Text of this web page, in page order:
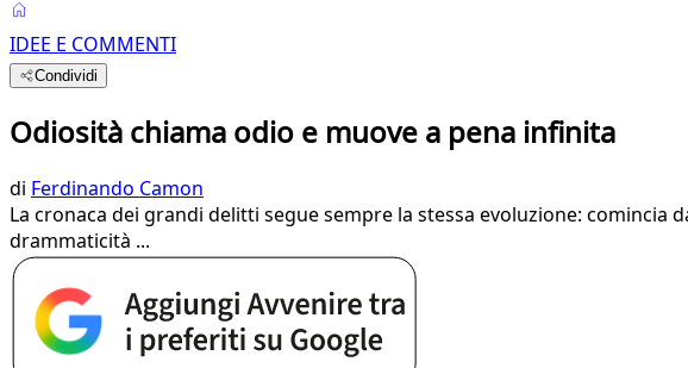
IDEE E COMMENTI
Condividi
Odiosità chiama odio e muove a pena infinita
di Ferdinando Camon
La cronaca dei grandi delitti segue sempre la stessa evoluzione:
drammaticità ...